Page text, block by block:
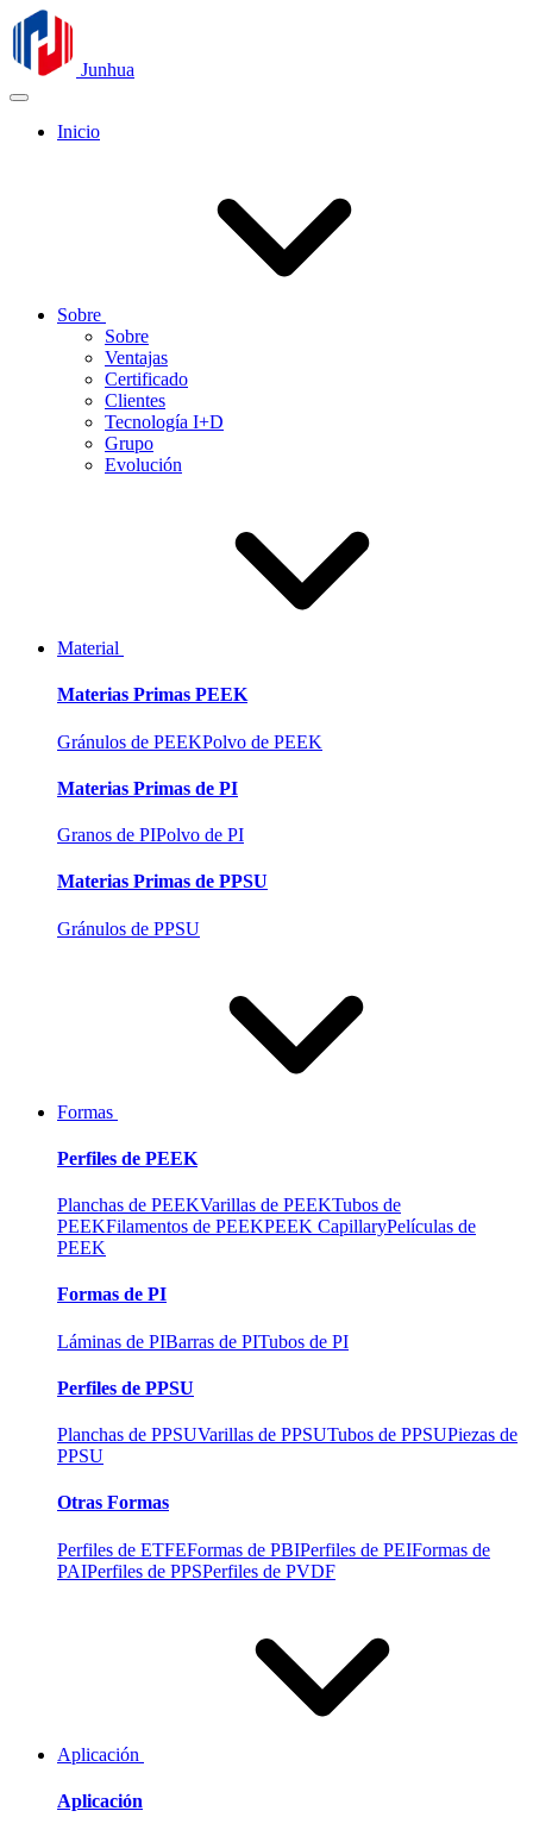
Junhua
Inicio
Sobre
Sobre
Ventajas
Certificado
Clientes
Tecnología I+D
Grupo
Evolución
Material
Materias Primas PEEK
Gránulos de PEEKPolvo de PEEK
Materias Primas de PI
Granos de PIPolvo de PI
Materias Primas de PPSU
Gránulos de PPSU
Formas
Perfiles de PEEK
Planchas de PEEKVarillas de PEEKTubos de
PEEKFilamentos de PEEKPEEK CapillaryPelículas de
PEEK
Formas de PI
Láminas de PIBarras de PITubos de PI
Perfiles de PPSU
Planchas de PPSUVarillas de PPSUTubos de PPSUPiezas de
PPSU
Otras Formas
Perfiles de ETFEFormas de PBIPerfiles de PEIFormas de
PAIPerfiles de PPSPerfiles de PVDF
Aplicación
Aplicación